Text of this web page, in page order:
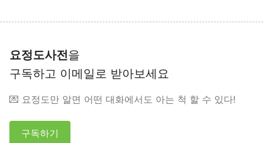
요정도사전을
구독하고 이메일로 받아보세요
💌 요정도만 알면 어떤 대화에서도 아는 척 할 수 있다!
구독하기